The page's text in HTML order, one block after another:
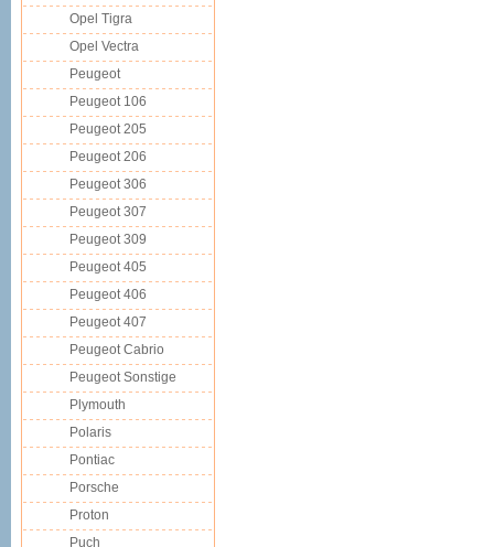
Opel Tigra
Opel Vectra
Peugeot
Peugeot 106
Peugeot 205
Peugeot 206
Peugeot 306
Peugeot 307
Peugeot 309
Peugeot 405
Peugeot 406
Peugeot 407
Peugeot Cabrio
Peugeot Sonstige
Plymouth
Polaris
Pontiac
Porsche
Proton
Puch